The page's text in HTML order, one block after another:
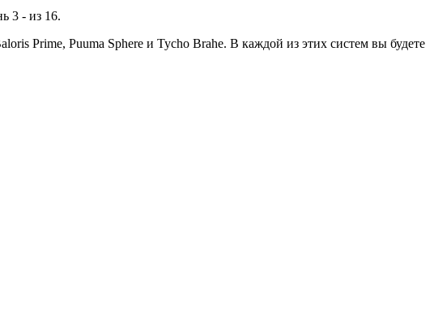
3 - из 16.
Prime, Puuma Sphere и Tycho Brahe. В каждой из этих систем вы будете